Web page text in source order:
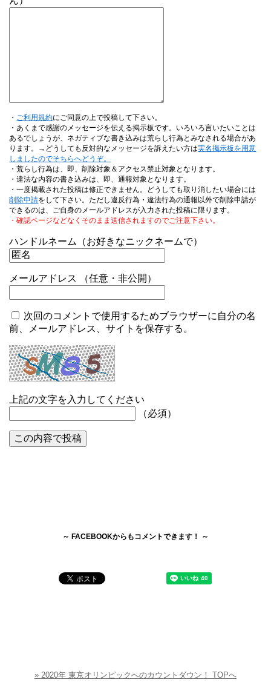
・ ご利用規約にご同意の上で投稿して下さい。
・あくまで感謝のメッセージを伝える掲示板です。いろいろ言いたいことは
あるでしょうが、ネガティブな書き込みは荒らし行為とみなされる場合があ
ります。→どうしても反対的なメッセージを訴えたい方は実名掲示板を用意
しましたのでそちらへどうぞ。
・荒らし行為は、即、削除対象＆アクセス禁止対象となります。
・違法な内容の書き込みは、即、通報対象となります。
・一度掲載された投稿は修正できません。どうしても取り消したい場合には
削除申請をして下さい。ただし違反行為・違法行為の通報以外で削除申請が
できるのは、ご自身のメールアドレスが入力された投稿に限ります。
・確認ページなどなくそのまま送信されますのでご注意下さい。
ハンドルネーム（お好きなニックネームで）
メールアドレス （任意・非公開）
次回のコメントで使用するためブラウザーに自分の名
前、メールアドレス、サイトを保存する。
上記の文字を入力してください
（必須）
～ FACEBOOKからもコメントできます！ ～
» 2020年 東京オリンピックへのカウントダウン！ TOPへ